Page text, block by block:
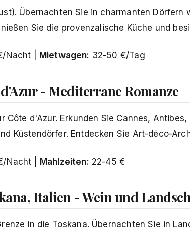
Übernachten Sie in charmanten Dörfern
Sie die provenzalische Küche und
Nacht | Mietwagen: 32-50 €/Tag
- Mediterrane Romanze
Côte d'Azur. Erkunden Sie Cannes,
Küstendörfer. Entdecken Sie Art-déco-
Nacht | Mahlzeiten: 22-45 €
Italien - Wein und
in die Toskana. Übernachten Sie in